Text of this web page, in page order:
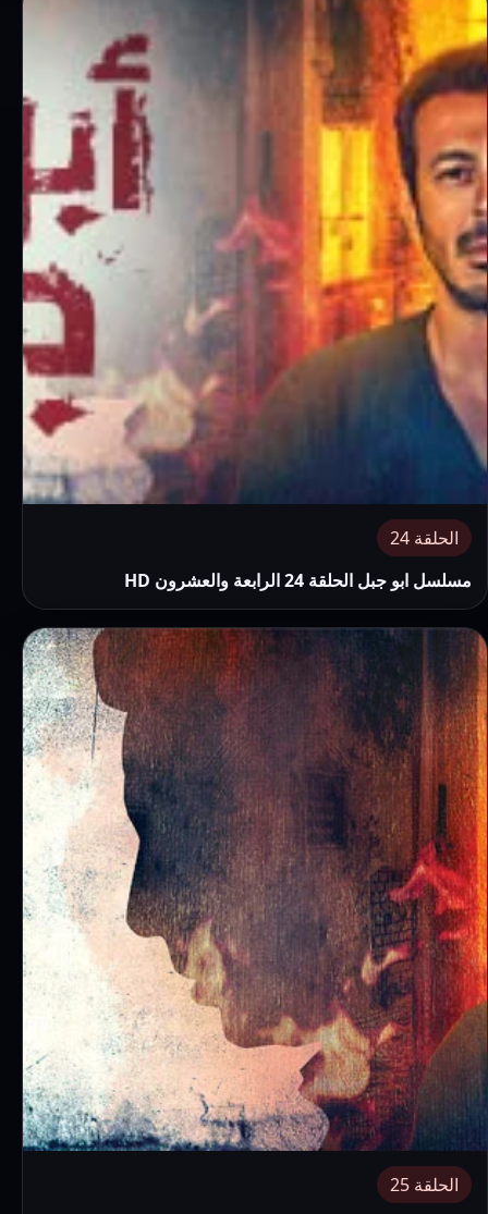
الحلقة 24
مسلسل ابو جبل الحلقة 24 الرابعة والعشرون HD
الحلقة 25